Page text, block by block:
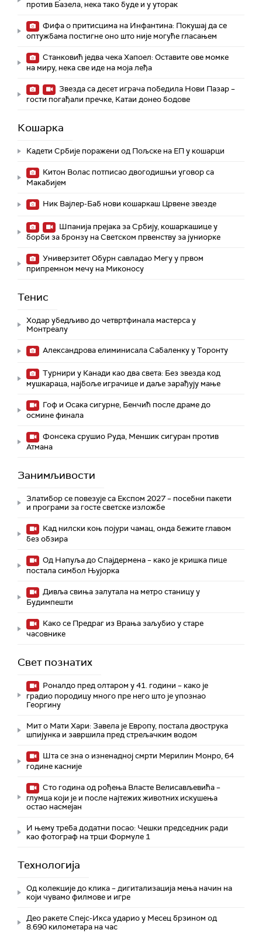
против Базела, нека тако буде и у уторак
Фифа о притисцима на Инфантина: Покушај да се
оптужбама постигне оно што није могуће гласањем
Станковић једва чека Хапоел: Оставите ове момке
на миру, нека све иде на моја леђа
Звезда са десет играча победила Нови Пазар –
гости погађали пречке, Катаи донео бодове
Кошарка
Кадети Србије поражени од Пољске на ЕП у кошарци
Китон Волас потписао двогодишњи уговор са
Макабијем
Ник Вајлер-Баб нови кошаркаш Црвене звезде
Шпанија прејакa за Србију, кошаркашице у
борби за бронзу на Светском првенству за јуниорке
Универзитет Обурн савладао Мегу у првом
припремном мечу на Миконосу
Тенис
Ходар убедљиво до четвртфинала мастерса у
Монтреалу
Александрова елиминисала Сабаленку у Торонту
Турнири у Канади као два света: Без звезда код
мушкараца, најбоље играчице и даље зарађују мање
Гоф и Осака сигурне, Бенчић после драме до
осмине финала
Фонсека срушио Руда, Меншик сигуран против
Атмана
Занимљивости
Златибор се повезује са Експом 2027 – посебни пакети
и програми за госте светске изложбе
Кад нилски коњ појури чамац, онда бежите главом
без обзира
Од Напуља до Спајдермена – како је кришка пице
постала симбол Њујорка
Дивља свиња залутала на метро станицу у
Будимпешти
Како се Предраг из Врања заљубио у старе
часовнике
Свет познатих
Роналдо пред олтаром у 41. години – како је
градио породицу много пре него што је упознао
Георгину
Мит о Мати Хари: Завела је Европу, постала двострука
шпијунка и завршила пред стрељачким водом
Шта се зна о изненадној смрти Мерилин Монро, 64
године касније
Сто година од рођења Власте Велисављевића –
глумца који је и после најтежих животних искушења
остао насмејан
И њему треба додатни посао: Чешки председник ради
као фотограф на трци Формуле 1
Технологијa
Од колекције до клика – дигитализација мења начин на
који чувамо филмове и игре
Део ракете Спејс-Икса ударио у Месец брзином од
8.690 километара на час